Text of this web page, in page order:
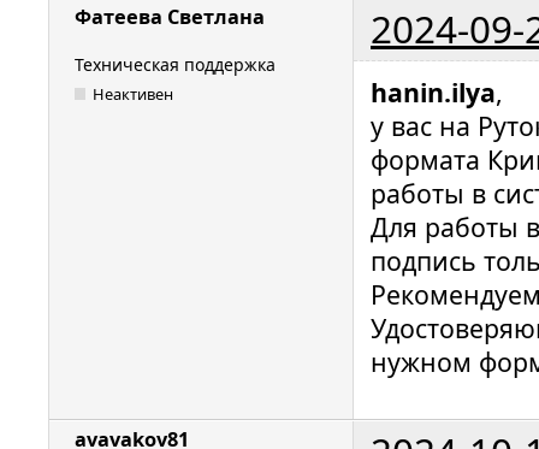
Фатеева Светлана 2024-09-
Техническая поддержка
Неактивен hanin.ilya,
у вас на
формата
работы в
Для работы
подпись
нужном
avavakov81